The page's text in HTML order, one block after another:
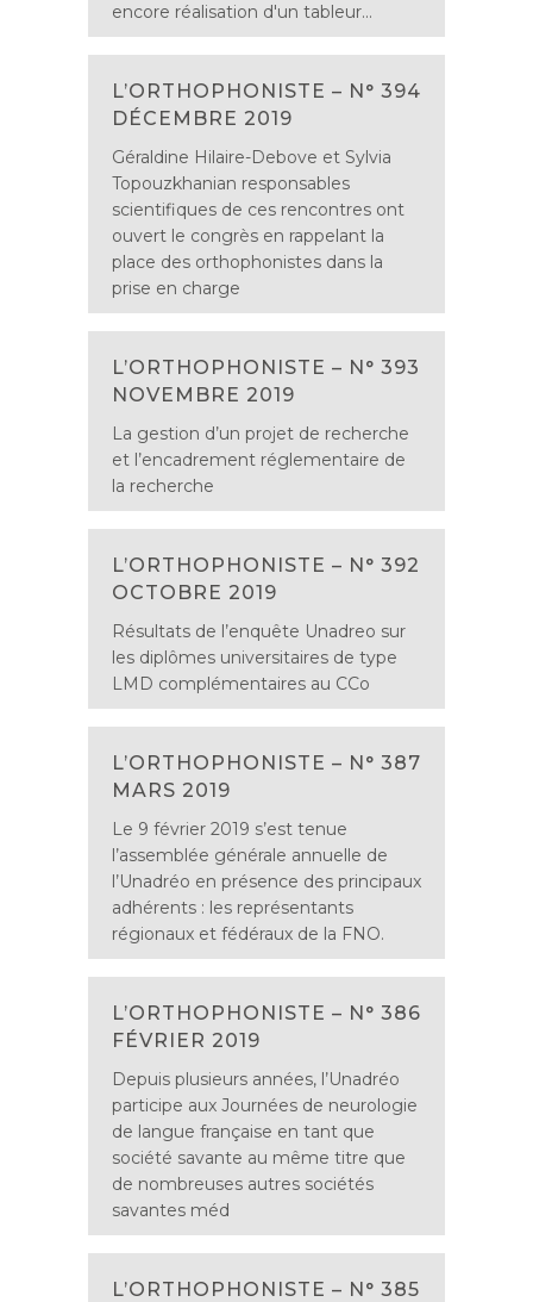
encore réalisation d'un tableur...
L’ORTHOPHONISTE – N° 394
DÉCEMBRE 2019
Géraldine Hilaire-Debove et Sylvia
Topouzkhanian responsables
scientifiques de ces rencontres ont
ouvert le congrès en rappelant la
place des orthophonistes dans la
prise en charge
L’ORTHOPHONISTE – N° 393
NOVEMBRE 2019
La gestion d’un projet de recherche
et l’encadrement réglementaire de
la recherche
L’ORTHOPHONISTE – N° 392
OCTOBRE 2019
Résultats de l’enquête Unadreo sur
les diplômes universitaires de type
LMD complémentaires au CCo
L’ORTHOPHONISTE – N° 387
MARS 2019
Le 9 février 2019 s’est tenue
l’assemblée générale annuelle de
l’Unadréo en présence des principaux
adhérents : les représentants
régionaux et fédéraux de la FNO.
L’ORTHOPHONISTE – N° 386
FÉVRIER 2019
Depuis plusieurs années, l’Unadréo
participe aux Journées de neurologie
de langue française en tant que
société savante au même titre que
de nombreuses autres sociétés
savantes méd
L’ORTHOPHONISTE – N° 385